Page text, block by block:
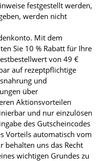
festgestellt werden,
werden nicht
Mit dem
Sie 10 % Rabatt für Ihre
von 49 €
auf rezeptpflichtige
und
über
Aktionsvorteilen
und nur einzulösen
des Gutscheincodes
Vorteils automatisch vom
behalten uns das Recht
wichtigen Grundes zu